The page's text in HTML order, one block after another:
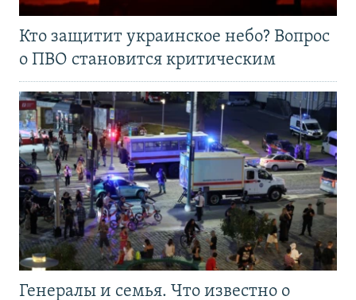
Кто защитит украинское небо? Вопрос
о ПВО становится критическим
Генералы и семья. Что известно о